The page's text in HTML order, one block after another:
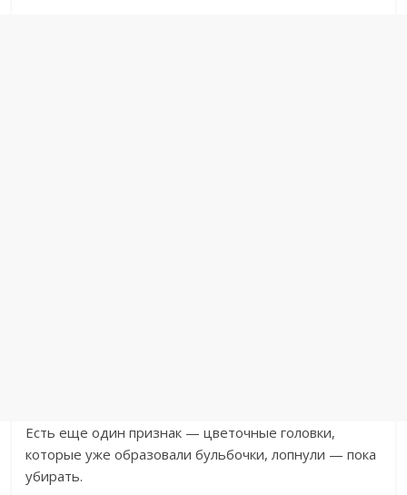
Есть еще один признак — цветочные головки,
которые уже образовали бульбочки, лопнули — пока
убирать.